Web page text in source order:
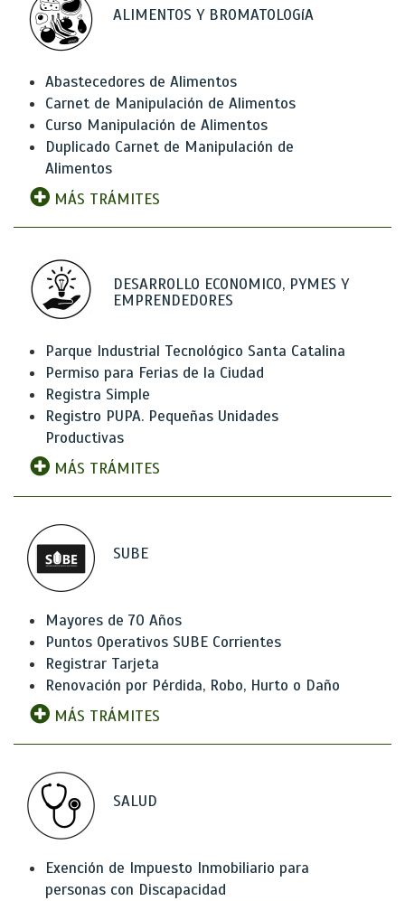
ALIMENTOS Y BROMATOLOGíA
Abastecedores de Alimentos
Carnet de Manipulación de Alimentos
Curso Manipulación de Alimentos
Duplicado Carnet de Manipulación de
Alimentos
MÁS TRÁMITES
DESARROLLO ECONOMICO, PYMES Y
EMPRENDEDORES
Parque Industrial Tecnológico Santa Catalina
Permiso para Ferias de la Ciudad
Registra Simple
Registro PUPA. Pequeñas Unidades
Productivas
MÁS TRÁMITES
SUBE
Mayores de 70 Años
Puntos Operativos SUBE Corrientes
Registrar Tarjeta
Renovación por Pérdida, Robo, Hurto o Daño
MÁS TRÁMITES
SALUD
Exención de Impuesto Inmobiliario para
personas con Discapacidad